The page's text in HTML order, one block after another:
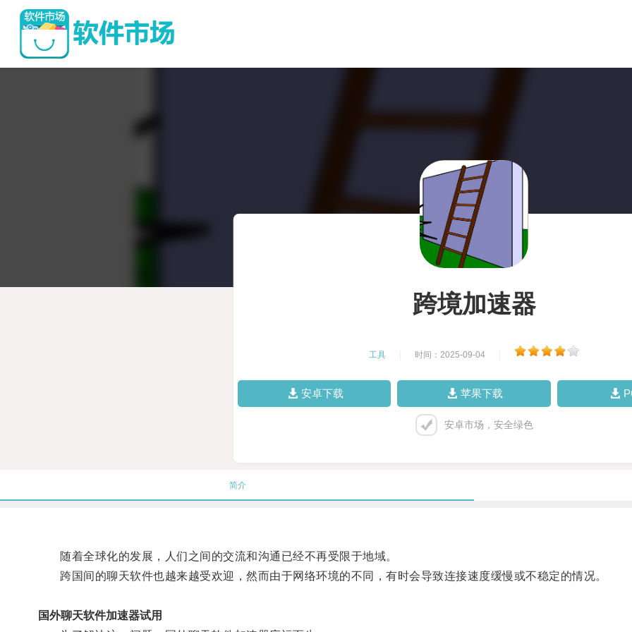
跨境加速器
工具 时间：2025-09-04
安卓下载 苹果下载
安卓市场，安全绿色
简介
随着全球化的发展，人们之间的交流和沟通已经不再受限于地域。
跨国间的聊天软件也越来越受欢迎，然而由于网络环境的不同，有时会导致连接速度缓慢或不稳定的情况。
国外聊天软件加速器试用